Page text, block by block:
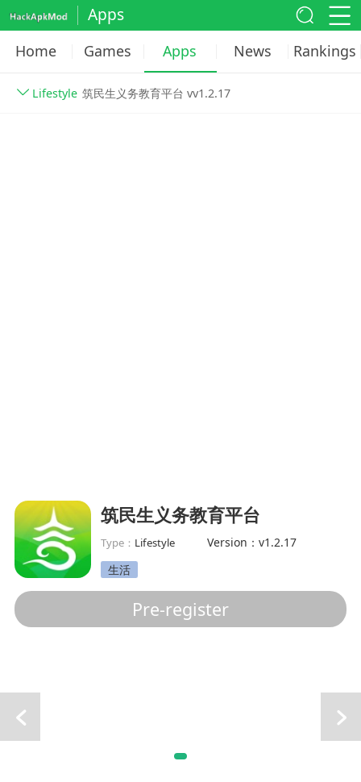
Apps
Home Games Apps News Rankings
Lifestyle 筑民生义务教育平台 vv1.2.17
筑民生义务教育平台
Type： Lifestyle
Version：v1.2.17
生活
Pre-register